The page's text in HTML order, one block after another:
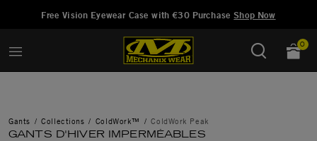
Free Vision Eyewear Case with €30 PurchaseShop Now
0
Gants Collections ColdWork™ ColdWork Peak
GANTS D'HIVER IMPERMÉABLES
Ajouté à Gérer la liste d'envies